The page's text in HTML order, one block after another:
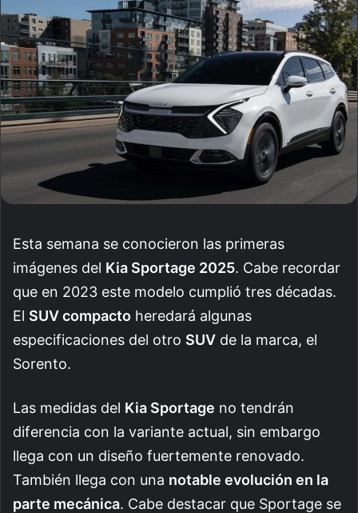
email
Esta semana se conocieron las primeras
imágenes del Kia Sportage 2025. Cabe recordar
que en 2023 este modelo cumplió tres décadas.
El SUV compacto heredará algunas
especificaciones del otro SUV de la marca, el
Sorento.
Las medidas del Kia Sportage no tendrán
diferencia con la variante actual, sin embargo
llega con un diseño fuertemente renovado.
También llega con una notable evolución en la
parte mecánica. Cabe destacar que Sportage se